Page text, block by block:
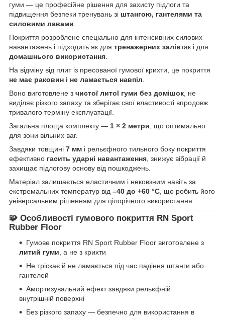
гуми — це професійне рішення для захисту підлоги та
підвищення безпеки тренувань зі штангою, гантелями та
силовими лавами.
Покриття розроблене спеціально для інтенсивних силових
навантажень і підходить як для тренажерних залівтак і для
домашнього використання.
На відміну від плит із пресованої гумової крихти, це покриття
не має раковин і не ламається навпіл.
Воно виготовлене з чистої литої гуми без домішок, не
виділяє різкого запаху та зберігає свої властивості впродовж
тривалого терміну експлуатації.
Загальна площа комплекту — 1 × 2 метри, що оптимально
для зони вільних ваг.
Завдяки товщині 7 мм і рельєфного тильного боку покриття
ефективно гасить ударні навантаження, знижує вібрації й
захищає підлогову основу від пошкоджень.
Матеріал залишається еластичним і нековзним навіть за
екстремальних температур від –40 до +60 °C, що робить його
універсальним рішенням для цілорічного використання.
🧩 Особливості гумового покриття RN Sport
Rubber Floor
Гумове покриття RN Sport Rubber Floor виготовлене з
литий гуми, а не з крихти
Не тріскає й не ламається під час падіння штанги або
гантелей
Амортизувальний ефект завдяки рельєфній
внутрішній поверхні
Без різкого запаху — безпечно для використання в